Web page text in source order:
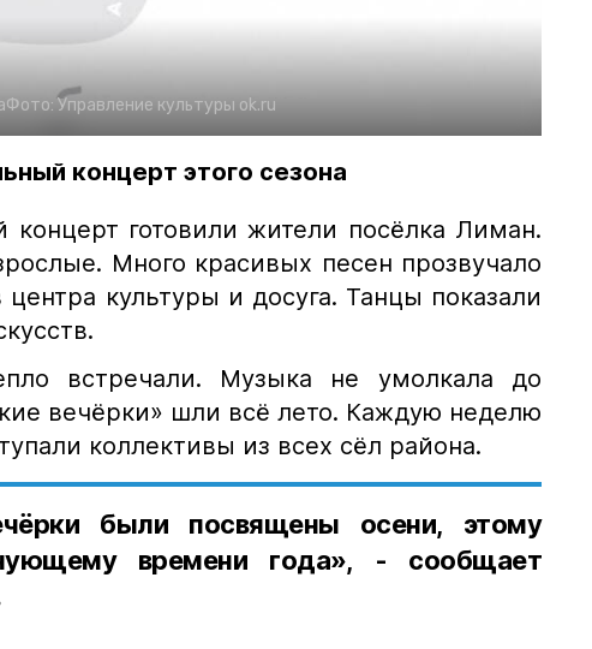
Фото: Управление культуры ok.ru
концерт этого сезона
готовили жители посёлка Лиман.
Много красивых песен прозвучало
культуры и досуга. Танцы показали
встречали. Музыка не умолкала до
вечёрки» шли всё лето. Каждую неделю
коллективы из всех сёл района.
были посвящены осени, этому
времени года», - сообщает